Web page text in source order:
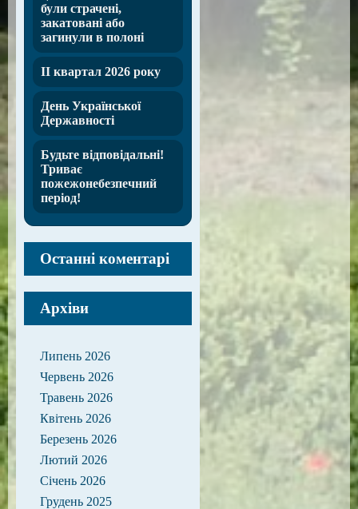
були страчені,
закатовані або
загинули в полоні
ІІ квартал 2026 року
День Української
Державності
Будьте відповідальні!
Триває
пожежонебезпечний
період!
Останні коментарі
Архіви
Липень 2026
Червень 2026
Травень 2026
Квітень 2026
Березень 2026
Лютий 2026
Січень 2026
Грудень 2025